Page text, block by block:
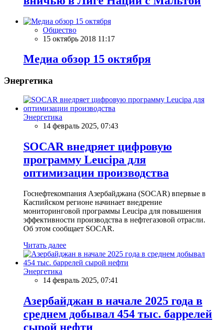
Общество
15 октябрь 2018 11:17
Meдиа обзор 15 октября
Энергетика
Энергетика
14 февраль 2025, 07:43
SOCAR внедряет цифровую
программу Leucipa для
оптимизации производства
Госнефтекомпания Азербайджана (SOCAR) впервые в
Каспийском регионе начинает внедрение
мониторинговой программы Leucipa для повышения
эффективности производства в нефтегазовой отрасли.
Об этом сообщает SOCAR.
Читать далее
Энергетика
14 февраль 2025, 07:41
Азербайджан в начале 2025 года в
среднем добывал 454 тыс. баррелей
сырой нефти